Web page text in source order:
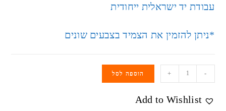
עבודת יד ישראלית ייחודית
*ניתן להזמין את הצמיד בצבעים שונים
-
+ הוספה לסל
Add to Wishlist